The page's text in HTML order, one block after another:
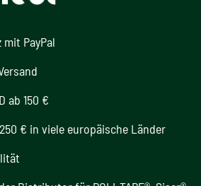
PayPal
ab 150 €
€ in viele europäische Länder